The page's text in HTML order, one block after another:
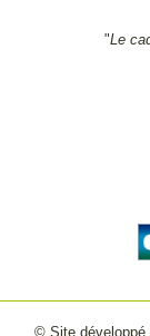
"Le
© Site